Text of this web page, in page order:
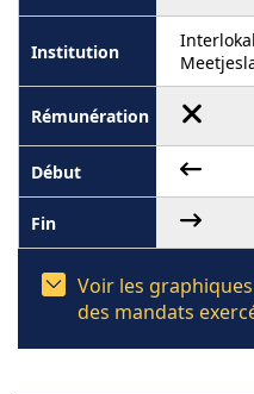
Voir les
des mandats